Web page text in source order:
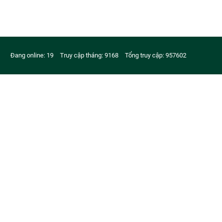
Đang online: 19 Truy cập tháng: 9168 Tổng truy cập: 957602